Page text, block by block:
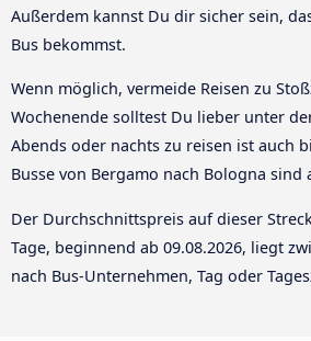
Außerdem kannst Du dir sicher sein,
Bus bekommst.
Wenn möglich, vermeide Reisen zu
Wochenende solltest Du lieber unter
Abends oder nachts zu reisen ist auch
Busse von Bergamo nach Bologna sind
Der Durchschnittspreis auf dieser
Tage, beginnend ab 09.08.2026, liegt
nach Bus-Unternehmen, Tag oder